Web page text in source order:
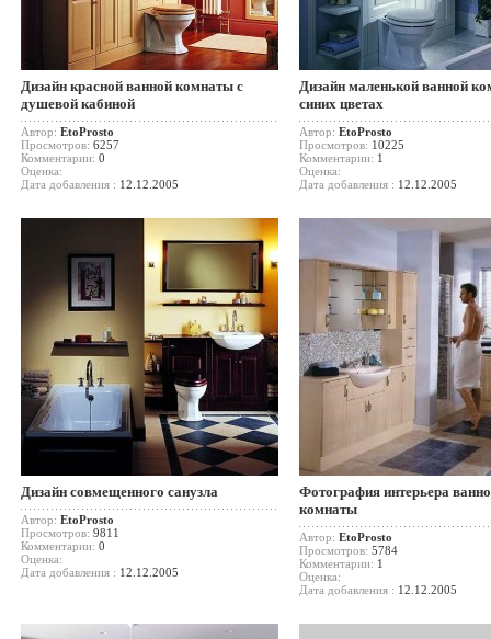
Дизайн красной ванной комнаты с
душевой кабиной
Автор: EtoProsto
Просмотров: 6257
Комментарии: 0
Оценка:
Дата добавления : 12.12.2005
Дизайн маленькой ванной
синих цветах
Автор: EtoProsto
Просмотров: 10225
Комментарии: 1
Оценка:
Дата добавления : 12.12.2005
Дизайн совмещенного санузла
Автор: EtoProsto
Просмотров: 9811
Комментарии: 0
Оценка:
Дата добавления : 12.12.2005
Фотография интерьера
комнаты
Автор: EtoProsto
Просмотров: 5784
Комментарии: 1
Оценка:
Дата добавления : 12.12.2005